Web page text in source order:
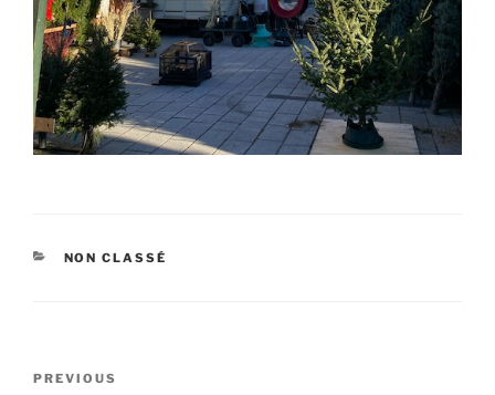
CATEGORIES
NON CLASSÉ
Previous
PREVIOUS